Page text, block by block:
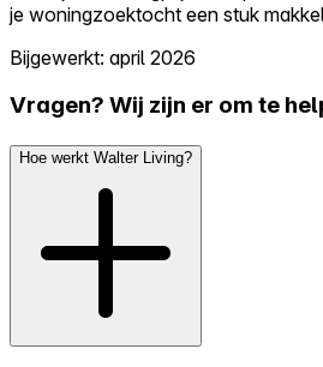
je woningzoektocht een stuk
Bijgewerkt: april 2026
Vragen? Wij zijn er om te
Hoe werkt Walter Living?